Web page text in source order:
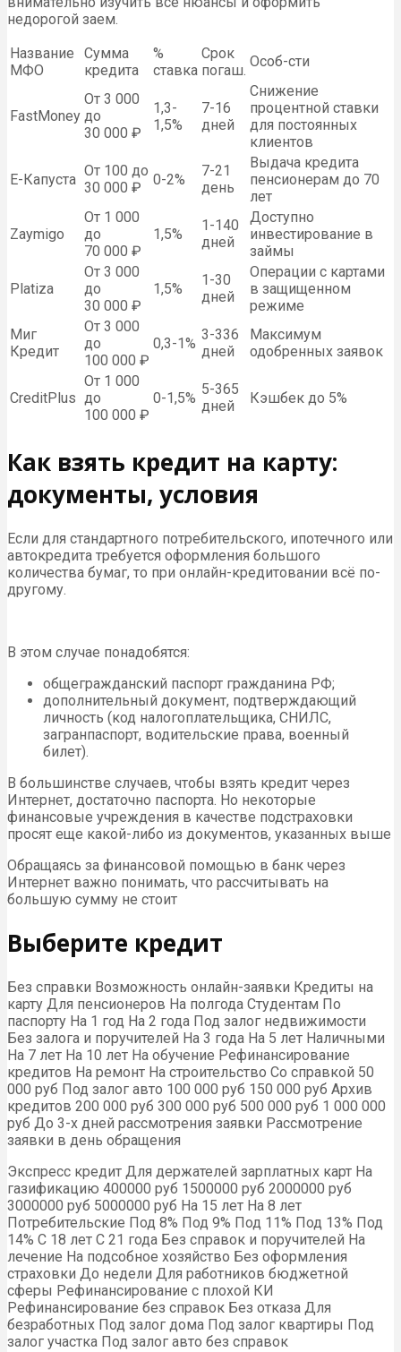
недорогой заем.
Название
МФО
Сумма
кредита
%
ставка
Срок
погаш.
Особ-сти
FastMoney
От 3 000
до
30 000 ₽
1,3-
1,5%
7-16
дней
Снижение
процентной ставки
для постоянных
клиентов
Е-Капуста
От 100 до
30 000 ₽
0-2%
7-21
день
Выдача кредита
пенсионерам до 70
лет
Zaymigo
От 1 000
до
70 000 ₽
1,5%
1-140
дней
Доступно
инвестирование в
займы
Platiza
От 3 000
до
30 000 ₽
1,5%
1-30
дней
Операции с картами
в защищенном
режиме
Миг
Кредит
От 3 000
до
100 000 ₽
0,3-1%
3-336
дней
Максимум
одобренных заявок
CreditPlus
От 1 000
до
100 000 ₽
0-1,5%
5-365
дней
Кэшбек до 5%
Как взять кредит на карту:
документы, условия
Если для стандартного потребительского, ипотечного или
автокредита требуется оформления большого
количества бумаг, то при онлайн-кредитовании всё по-
другому.
В этом случае понадобятся:
общегражданский паспорт гражданина РФ;
дополнительный документ, подтверждающий
личность (код налогоплательщика, СНИЛС,
загранпаспорт, водительские права, военный
билет).
В большинстве случаев, чтобы взять кредит через
Интернет, достаточно паспорта. Но некоторые
финансовые учреждения в качестве подстраховки
просят еще какой-либо из документов, указанных выше
Обращаясь за финансовой помощью в банк через
Интернет важно понимать, что рассчитывать на
большую сумму не стоит
Выберите кредит
Без справки Возможность онлайн-заявки Кредиты на
карту Для пенсионеров На полгода Студентам По
паспорту На 1 год На 2 года Под залог недвижимости
Без залога и поручителей На 3 года На 5 лет Наличными
На 7 лет На 10 лет На обучение Рефинансирование
кредитов На ремонт На строительство Со справкой 50
000 руб Под залог авто 100 000 руб 150 000 руб Архив
кредитов 200 000 руб 300 000 руб 500 000 руб 1 000 000
руб До 3-х дней рассмотрения заявки Рассмотрение
заявки в день обращения
Экспресс кредит Для держателей зарплатных карт На
газификацию 400000 руб 1500000 руб 2000000 руб
3000000 руб 5000000 руб На 15 лет На 8 лет
Потребительские Под 8% Под 9% Под 11% Под 13% Под
14% С 18 лет С 21 года Без справок и поручителей На
лечение На подсобное хозяйство Без оформления
страховки До недели Для работников бюджетной
сферы Рефинансирование с плохой КИ
Рефинансирование без справок Без отказа Для
безработных Под залог дома Под залог квартиры Под
залог участка Под залог авто без справок